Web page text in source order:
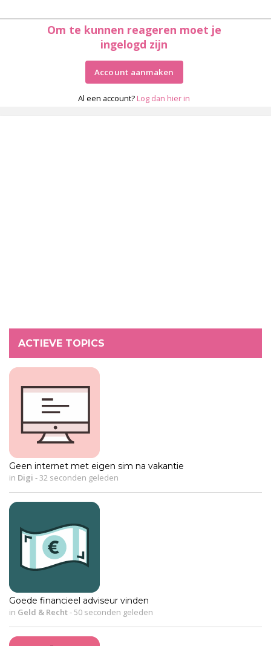
Om te kunnen reageren moet je
ingelogd zijn
Account aanmaken
Al een account? Log dan hier in
ACTIEVE TOPICS
Geen internet met eigen sim na vakantie
in Digi -32 seconden geleden
Goede financieel adviseur vinden
in Geld & Recht-50 seconden geleden